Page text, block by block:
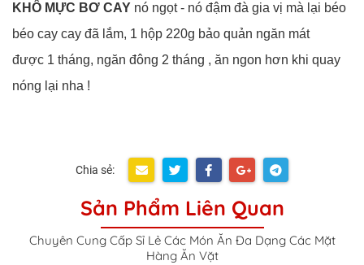
KHÔ MỰC BƠ CAY nó ngọt - nó đậm đà gia vị mà lại béo
béo cay cay đã lắm, 1 hộp 220g bảo quản ngăn mát
được 1 tháng, ngăn đông 2 tháng , ăn ngon hơn khi quay
nóng lại nha !
Chia sẻ:
Sản Phẩm Liên Quan
Chuyên Cung Cấp Sỉ Lẻ Các Món Ăn Đa Dạng Các Mặt
Hàng Ăn Vặt